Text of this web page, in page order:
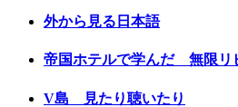
外から見る日本語
帝国ホテルで学んだ 無限リ
V島 見たり聴いたり